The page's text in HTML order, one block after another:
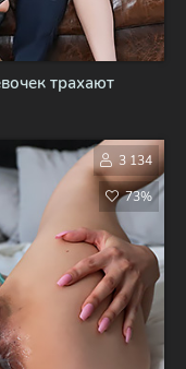
трахают
3 134
73%